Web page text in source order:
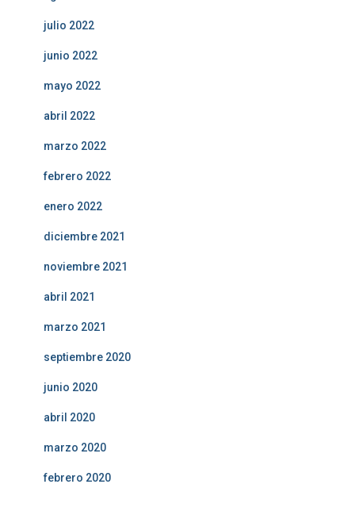
julio 2022
junio 2022
mayo 2022
abril 2022
marzo 2022
febrero 2022
enero 2022
diciembre 2021
noviembre 2021
abril 2021
marzo 2021
septiembre 2020
junio 2020
abril 2020
marzo 2020
febrero 2020